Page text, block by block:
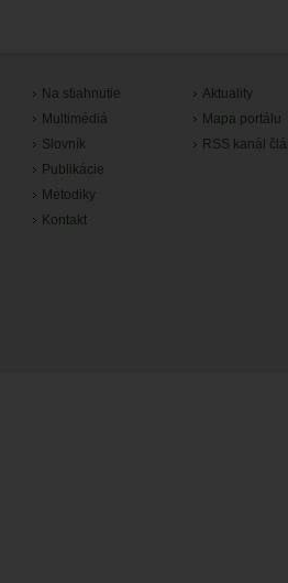
Na stiahnutie
Multimédiá
Slovník
Publikácie
Metodiky
Kontakt
Aktuality
Mapa portálu
RSS kanál